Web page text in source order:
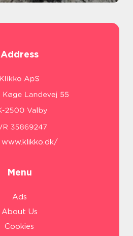
Address
www.klikko.dk/
Menu
Ads
About Us
Cookies